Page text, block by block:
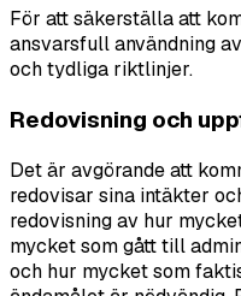
För att säkerställa att
ansvarsfull användning
och tydliga riktlinjer.
Redovisning och
Det är avgörande att
redovisar sina intäkter
redovisning av hur
mycket som gått till
och hur mycket som